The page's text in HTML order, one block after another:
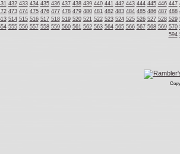
432 433 434 435 436 437 438 439 440 441 442 443 444 445 446 447
473 474 475 476 477 478 479 480 481 482 483 484 485 486 487 488
514 515 516 517 518 519 520 521 522 523 524 525 526 527 528 529
555 556 557 558 559 560 561 562 563 564 565 566 567 568 569 570
594